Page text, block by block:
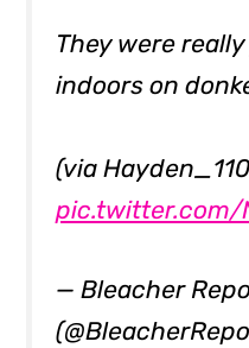
They were
indoors on
(via
pic.twitter.com/
— Bleacher